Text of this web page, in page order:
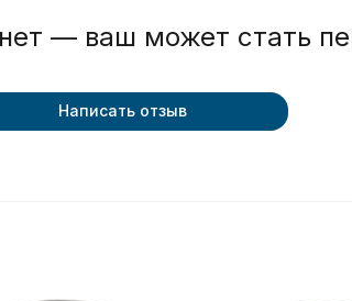
— ваш может стать
Написать отзыв